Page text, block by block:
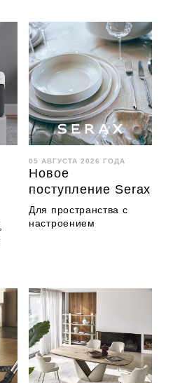
05 АВГУСТА 2026 ГОДА
Новое
поступление Serax
Для пространства с
настроением